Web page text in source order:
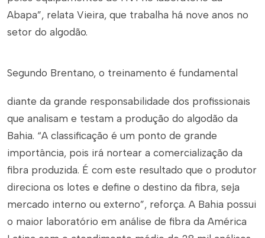
Abapa”, relata Vieira, que trabalha há nove anos no
setor do algodão.
Segundo Brentano, o treinamento é fundamental
diante da grande responsabilidade dos profissionais
que analisam e testam a produção do algodão da
Bahia. “A classificação é um ponto de grande
importância, pois irá nortear a comercialização da
fibra produzida. É com este resultado que o produtor
direciona os lotes e define o destino da fibra, seja
mercado interno ou externo”, reforça. A Bahia possui
o maior laboratório em análise de fibra da América